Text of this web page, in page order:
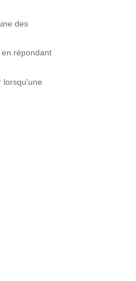
des
répondant
lorsqu'une